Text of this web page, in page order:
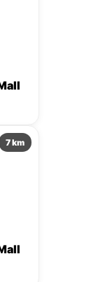
7 km